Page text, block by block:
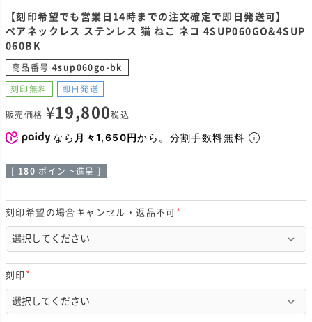
【刻印希望でも営業日14時までの注文確定で即日発送可】
ペアネックレス ステンレス 猫 ねこ ネコ 4SUP060GO&4SUP
060BK
商品番号 4sup060go-bk
刻印無料 即日発送
販売価格 ¥19,800税込
なら 月々1,650円から。分割手数料無料
[ 180 ポイント進呈 ]
刻印希望の場合キャンセル・返品不可
)
刻印
必
須
)